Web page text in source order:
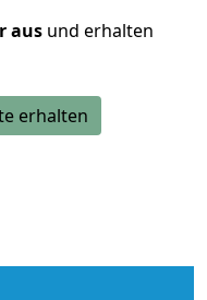
aus und erhalten
erhalten